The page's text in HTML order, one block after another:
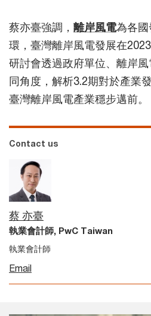
蔡亦臺強調， 離岸風電為各國
環，臺灣離岸風電發展在
研討會透過政府單位、離岸
同角度，解析3.2期對於產業
臺灣離岸風電產業穩步邁前。
Contact us
蔡 亦臺
執業會計師, PwC Taiwan
執業會計師
Email